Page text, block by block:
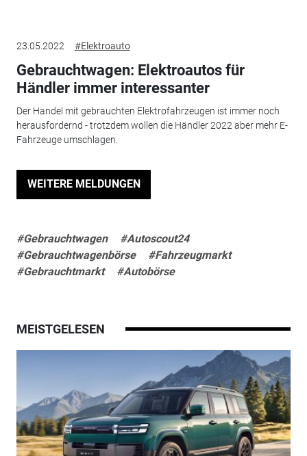
23.05.2022 #Elektroauto
Gebrauchtwagen: Elektroautos für
Händler immer interessanter
Der Handel mit gebrauchten Elektrofahrzeugen ist immer noch
herausfordernd - trotzdem wollen die Händler 2022 aber mehr E-
Fahrzeuge umschlagen.
WEITERE MELDUNGEN
#Gebrauchtwagen
#Autoscout24
#Gebrauchtwagenbörse
#Fahrzeugmarkt
#Gebrauchtmarkt
#Autobörse
MEISTGELESEN